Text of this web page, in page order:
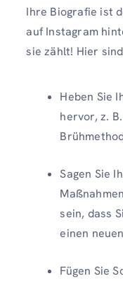
Ihre Biografie ist
auf Instagram
sie zählt! Hier
Heben Sie
hervor, z.
Sagen Sie
sein, dass
einen
Fügen Sie